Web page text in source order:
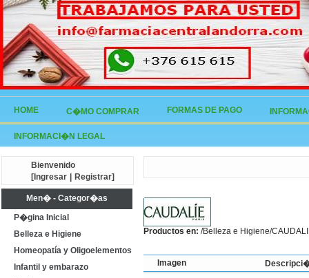
HOME C�MO COMPRAR FORMAS DE PAGO
INFORMACI�N LEGAL
Bienvenido
[ Ingresar Registrar]
Men� - Categor�as
P�gina Inicial
Belleza e Higiene
Homeopatía y Oligoelementos
Infantil y embarazo
Productos en: /Belleza e Higiene/
Imagen